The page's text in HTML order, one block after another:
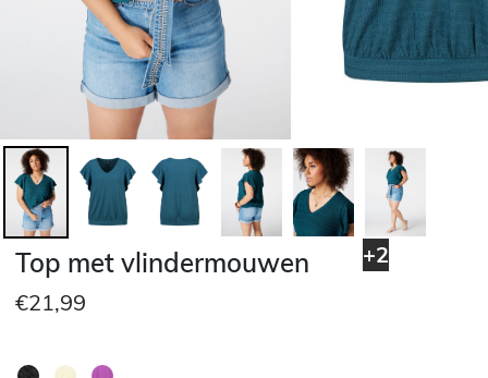
+2
Top met vlindermouwen
€21,99